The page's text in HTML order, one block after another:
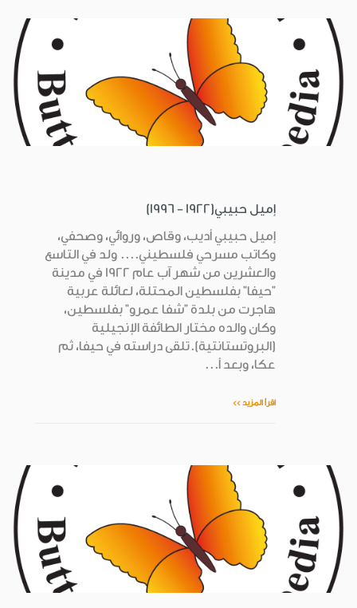
إميل حبيبي(1922 - 1996)
إميل حبيبي أديب، وقاص، وروائي، وصحفي،
وكاتب مسرحي فلسطيني.... ولد في التاسع
والعشرين من شهر آب عام 1922 في مدينة
"حيفا" بفلسطين المحتلة، لعائلة عربية
هاجرت من بلدة "شفا عمرو" بفلسطين،
وكان والده مختار الطائفة الإنجيلية
(البروتستانتية).تلقى دراسته في حيفا، ثم
عكا، وبعد أ...
اقرأ المزيد >>